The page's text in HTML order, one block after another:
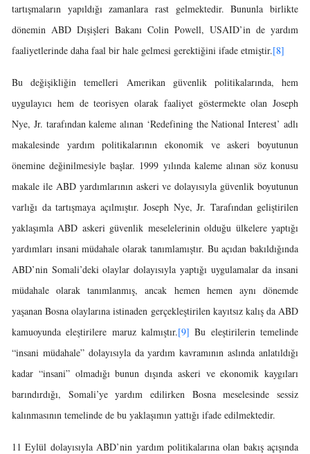
tartışmaların yapıldığı zamanlara rast gelmektedir. Bununla birlikte
dönemin ABD Dışişleri Bakanı Colin Powell, USAID’in de yardım
faaliyetlerinde daha faal bir hale gelmesi gerektiğini ifade etmiştir.[8]
Bu değişikliğin temelleri Amerikan güvenlik politikalarında, hem
uygulayıcı hem de teorisyen olarak faaliyet göstermekte olan Joseph
Nye, Jr. tarafından kaleme alınan ‘Redefining the National Interest’ adlı
makalesinde yardım politikalarının ekonomik ve askeri boyutunun
önemine değinilmesiyle başlar. 1999 yılında kaleme alınan söz konusu
makale ile ABD yardımlarının askeri ve dolayısıyla güvenlik boyutunun
varlığı da tartışmaya açılmıştır. Joseph Nye, Jr. Tarafından geliştirilen
yaklaşımla ABD askeri güvenlik meselelerinin olduğu ülkelere yaptığı
yardımları insani müdahale olarak tanımlamıştır. Bu açıdan bakıldığında
ABD’nin Somali’deki olaylar dolayısıyla yaptığı uygulamalar da insani
müdahale olarak tanımlanmış, ancak hemen hemen aynı dönemde
yaşanan Bosna olaylarına istinaden gerçekleştirilen kayıtsız kalış da ABD
kamuoyunda eleştirilere maruz kalmıştır.[9] Bu eleştirilerin temelinde
“insani müdahale” dolayısıyla da yardım kavramının aslında anlatıldığı
kadar “insani” olmadığı bunun dışında askeri ve ekonomik kaygıları
barındırdığı, Somali’ye yardım edilirken Bosna meselesinde sessiz
kalınmasının temelinde de bu yaklaşımın yattığı ifade edilmektedir.
11 Eylül dolayısıyla ABD’nin yardım politikalarına olan bakış açışında